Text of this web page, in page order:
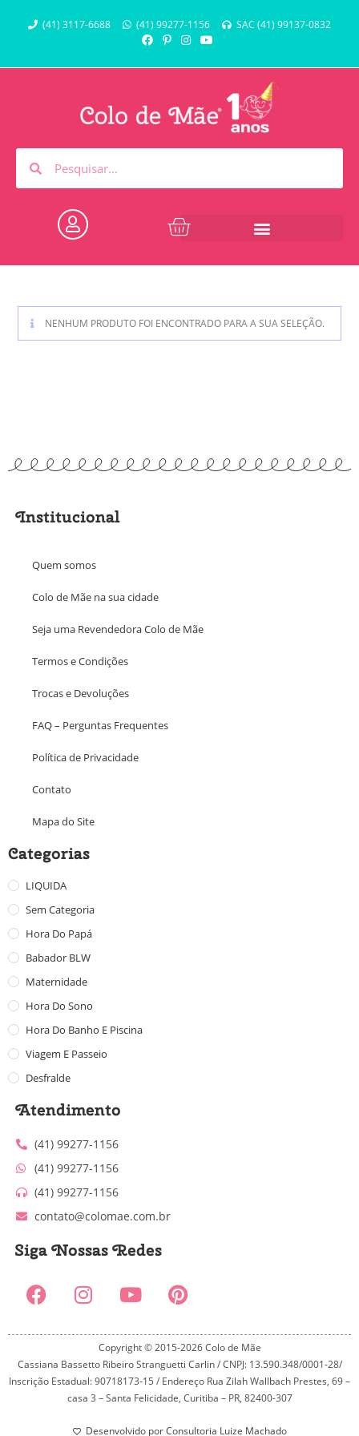
(41) 3117-6688 (41) 99277-1156 SAC (41) 99137-0832
NENHUM PRODUTO FOI ENCONTRADO PARA A SUA SELEÇÃO.
Institucional
Quem somos
Colo de Mãe na sua cidade
Seja uma Revendedora Colo de Mãe
Termos e Condições
Trocas e Devoluções
FAQ – Perguntas Frequentes
Política de Privacidade
Contato
Mapa do Site
Categorias
LIQUIDA
Sem Categoria
Hora Do Papá
Babador BLW
Maternidade
Hora Do Sono
Hora Do Banho E Piscina
Viagem E Passeio
Desfralde
Atendimento
(41) 99277-1156
(41) 99277-1156
(41) 99277-1156
contato@colomae.com.br
Siga Nossas Redes
Copyright © 2015-2026 Colo de Mãe
Cassiana Bassetto Ribeiro Stranguetti Carlin / CNPJ: 13.590.348/0001-28/
Inscrição Estadual: 90718173-15 / Endereço Rua Zilah Wallbach Prestes, 69 –
casa 3 – Santa Felicidade, Curitiba – PR, 82400-307
Desenvolvido por Consultoria Luize Machado